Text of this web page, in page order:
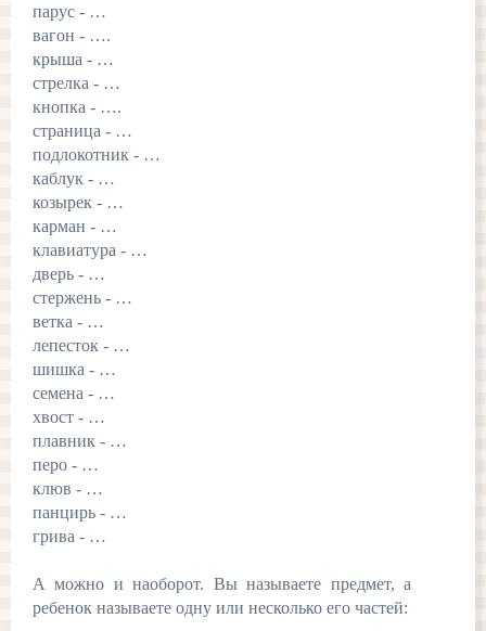
парус - …
вагон - ….
крыша - …
стрелка - …
кнопка - ….
страница - …
подлокотник - …
каблук - …
козырек - …
карман - …
клавиатура - …
дверь - …
стержень - …
ветка - …
лепесток - …
шишка - …
семена - …
хвост - …
плавник - …
перо - …
клюв - …
панцирь - …
грива - …
А можно и наоборот. Вы называете предмет, а
ребенок называете одну или несколько его частей: